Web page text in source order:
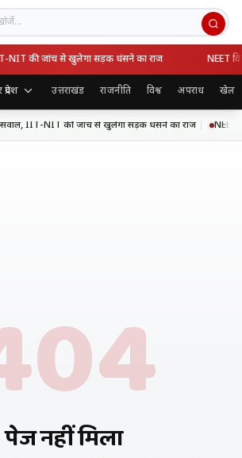
NIT की जांच से खुलेगा सड़क धंसने का राज NEET
उत्तराखंड राजनीति विश्व अपराध खेल
IIT-NIT की जांच से खुलेगा सड़क धंसने का राज NEET
पेज नहीं मिला